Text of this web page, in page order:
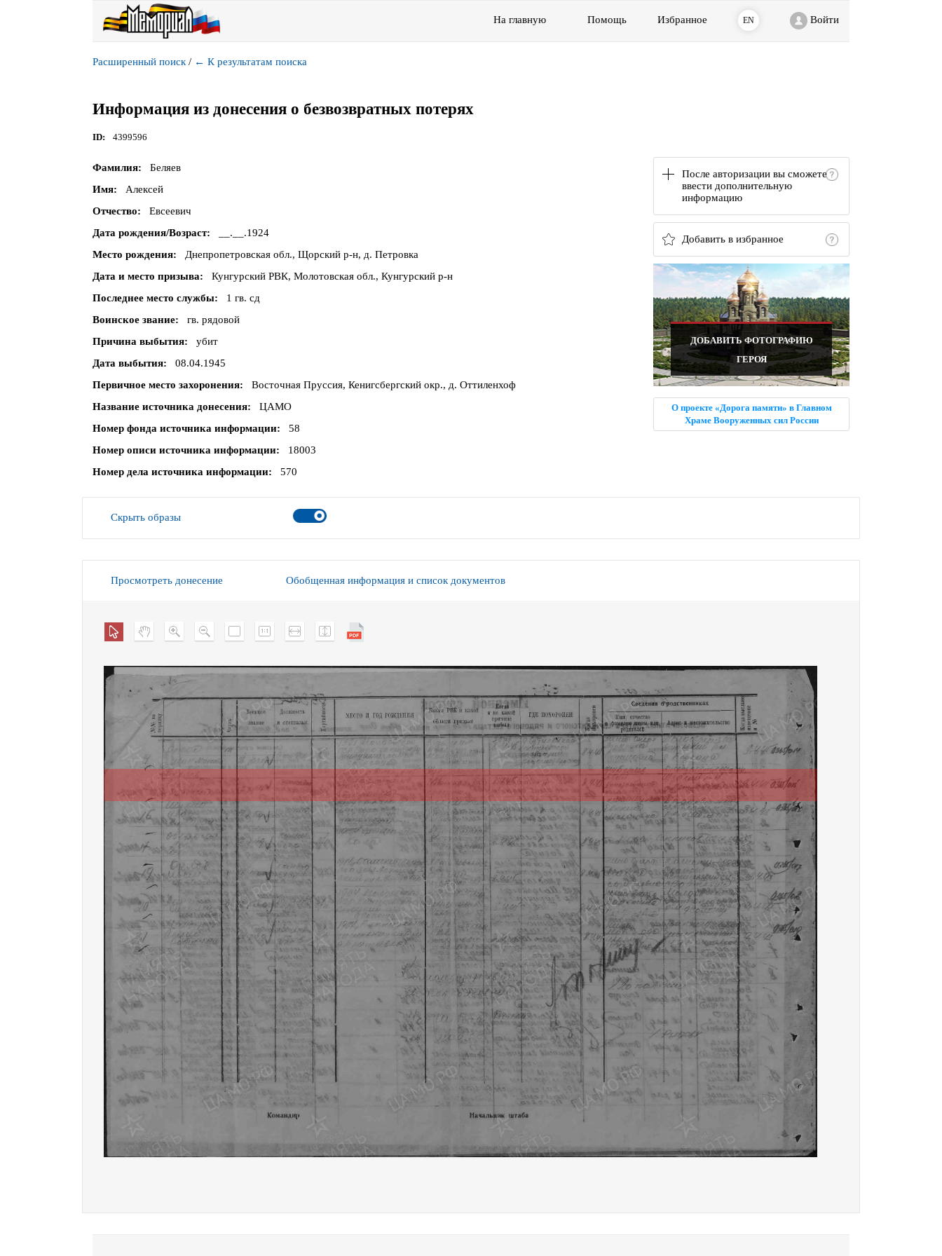
На главную Помощь Избранное EN Войти
Расширенный поиск / ← К результатам поиска
Информация из донесения о безвозвратных потерях
ID 4399596
После авторизации вы сможете
ввести дополнительную
информацию
Добавить в избранное
ДОБАВИТЬ ФОТОГРАФИЮ
ГЕРОЯ
О проекте «Дорога памяти» в Главном
Храме Вооруженных сил России
Фамилия
Беляев
Имя
Алексей
Отчество
Евсеевич
Дата рождения/Возраст
__.__.1924
Место рождения
Днепропетровская обл., Щорский р-н, д. Петровка
Дата и место призыва
Кунгурский РВК, Молотовская обл., Кунгурский р-н
Последнее место службы
1 гв. сд
Воинское звание
гв. рядовой
Причина выбытия
убит
Дата выбытия
08.04.1945
Первичное место захоронения
Восточная Пруссия, Кенигсбергский окр., д. Оттиленхоф
Название источника донесения
ЦАМО
Номер фонда источника информации
58
Номер описи источника информации
18003
Номер дела источника информации
570
Скрыть образы
Просмотреть донесение Обобщенная информация и список документов